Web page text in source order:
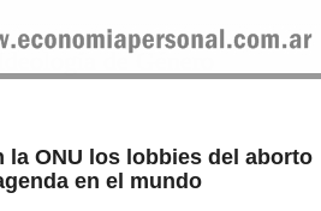
de Género
ONU los lobbies del aborto
en el mundo